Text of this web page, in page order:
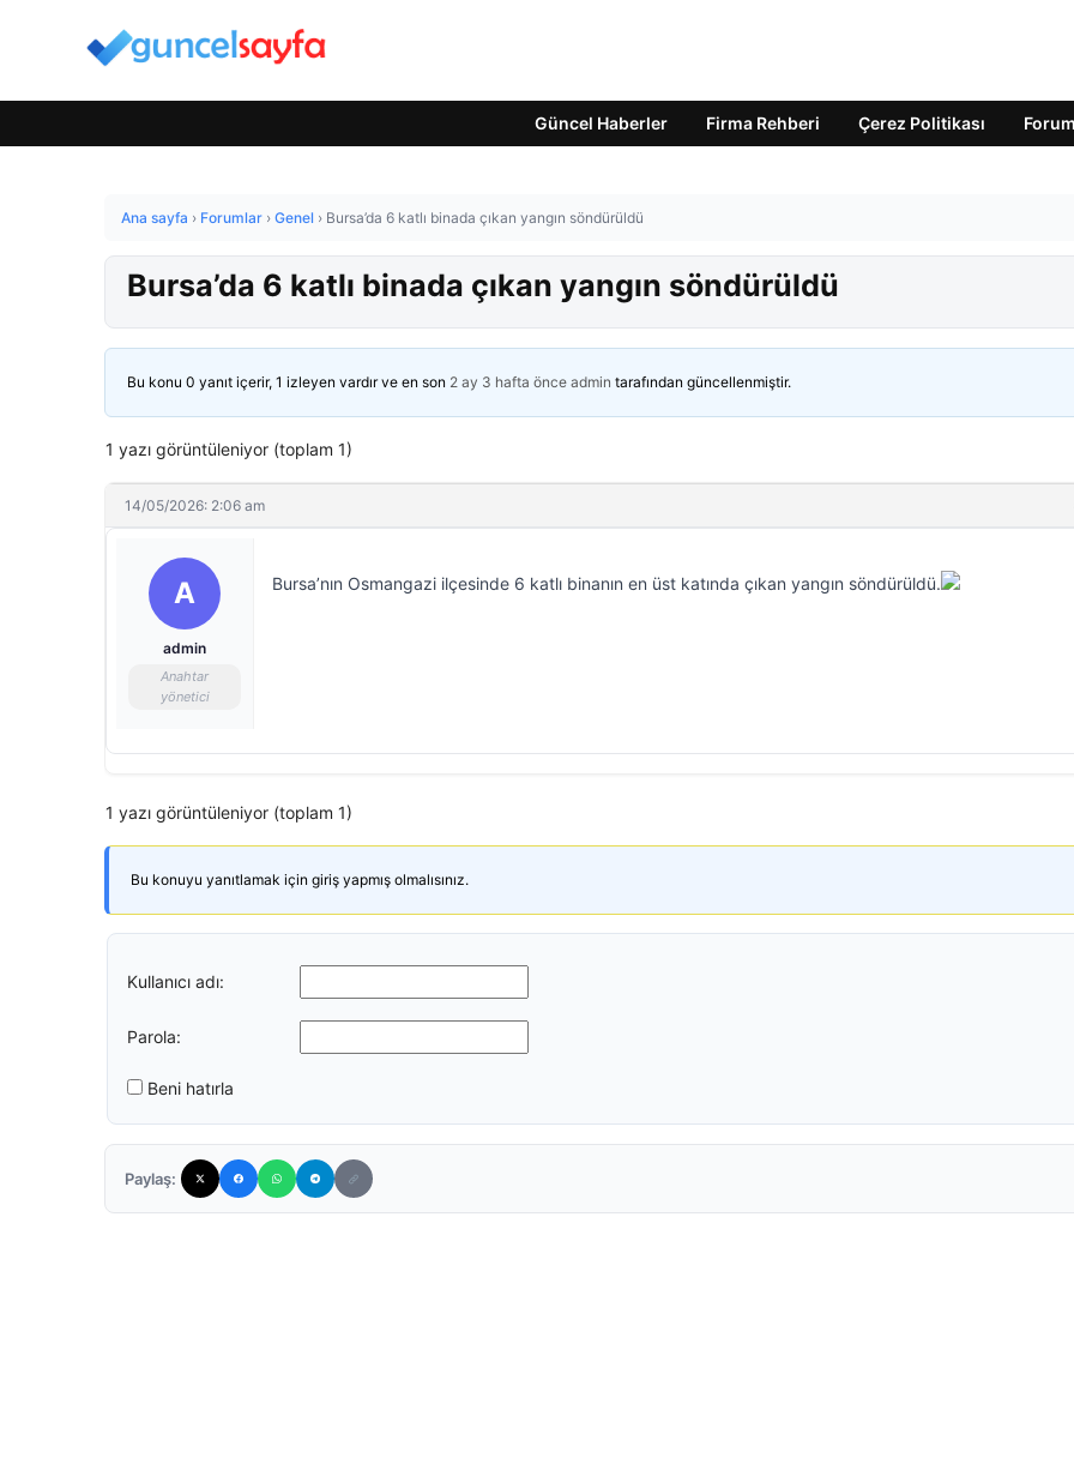
Güncel Haberler Firma Rehberi Çerez Politikası Forum
Ana sayfa › Forumlar › Genel › Bursa’da 6 katlı binada çıkan yangın söndürüldü
Bursa’da 6 katlı binada çıkan yangın söndürüldü
Bu konu 0 yanıt içerir, 1 izleyen vardır ve en son 2 ay 3 hafta önce admin tarafından güncellenmiştir.
1 yazı görüntüleniyor (toplam 1)
14/05/2026: 2:06 am
A
admin
Anahtar
yönetici
Bursa’nın Osmangazi ilçesinde 6 katlı binanın en üst katında çıkan yangın söndürüldü.
1 yazı görüntüleniyor (toplam 1)
Bu konuyu yanıtlamak için giriş yapmış olmalısınız.
Kullanıcı adı:
Parola:
Beni hatırla
Paylaş: